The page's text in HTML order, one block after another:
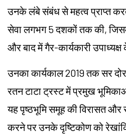
उनके लंबे संबंध से महत्व प्राप्त
सेवा लगभग 5 दशकों तक की,
और बाद में गैर-कार्यकारी
उनका कार्यकाल 2019 तक सर
रतन टाटा ट्रस्ट में प्रमुख
यह पृष्ठभूमि समूह की विरासत और
करने पर उनके दृष्टिकोण को